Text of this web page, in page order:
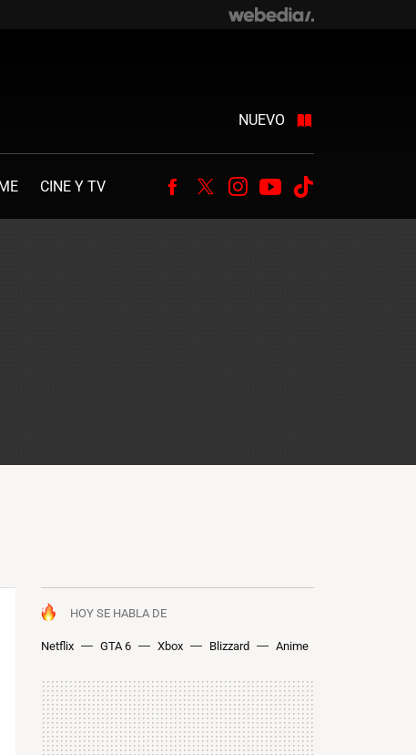
NUEVO
CINE Y TV Facebook
TwitterInstagram
Youtube
HOY SE HABLA DE
Netflix GTA 6 Xbox Blizzard Anime